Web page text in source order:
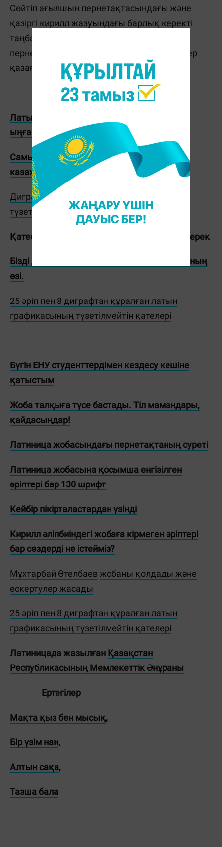
Сөйтіп ағылшын пернетақтасындағы және
қазіргі кирилл жазуындағы барлық керекті
таңбалардың бәрі болашақ қазақ
пернетақтасында орналасады. Қолдана бер
қазағым!
Латын әріптерімен қазақша жазудың ең
ыңғайлы жобасы
Самый оптимальный проект латинизации
казахской письменности
Диграф қолданылатын жобалардың
түзетілмейтін қателері
Қатесі бар қазақ сөздеріне талдау жасау керек
Бізді дүбәра қылып жатқан нақ кириллицаның
өзі.
25 әріп пен 8 диграфтан құралған латын
графикасының түзетілмейтін қателері
Бүгін ЕНУ студенттердімен кездесу кешіне
қатыстым
Жоба талқыға түсе бастады. Тіл мамандары,
қайдасыңдар!
Латиница жобасындағы пернетақтаның суреті
Латиница жобасына қосымша енгізілген
әріптері бар 130 шрифт
Кейбір пікірталастардан үзінді
Кирилл әліпбиіндегі жобаға кірмеген әріптері
бар сөздерді не істейміз?
Мұхтарбай Өтелбаев жобаны қолдады және
ескертулер жасады
25 әріп пен 8 диграфтан құралған латын
графикасының түзетілмейтін қателері
Латиницада жазылған Қазақстан
Республикасының Мемлекеттік Әнұраны
Ертегілер
Мақта қыз бен мысық,
Бір үзім нан,
Алтын сақа,
Тазша бала